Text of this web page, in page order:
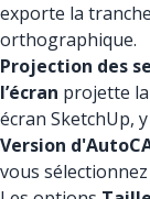
exporte la
orthographique.
Projection des
l’écran projette
écran SketchUp,
Version
vous